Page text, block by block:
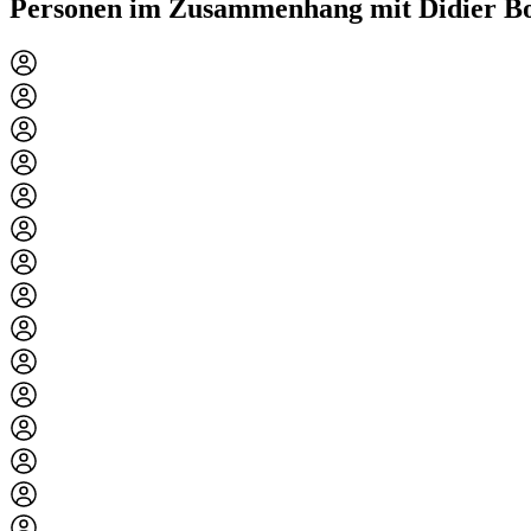
Personen im Zusammenhang mit Didier